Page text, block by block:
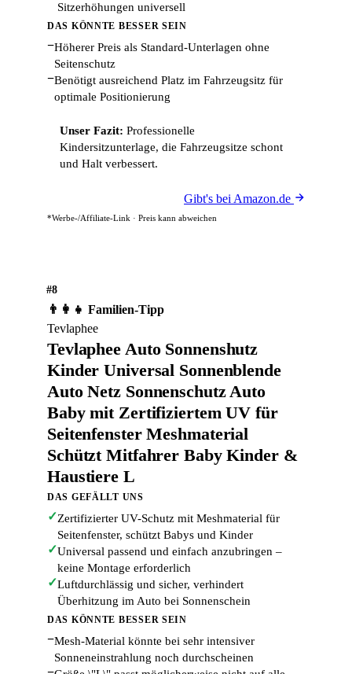
Sitzerhöhungen universell
DAS KÖNNTE BESSER SEIN
−Höherer Preis als Standard-Unterlagen ohne
Seitenschutz
−Benötigt ausreichend Platz im Fahrzeugsitz für
optimale Positionierung
Unser Fazit: Professionelle
Kindersitzunterlage, die Fahrzeugsitze schont
und Halt verbessert.
Gibt's bei Amazon.de
*Werbe-/Affiliate-Link · Preis kann abweichen
#8
👨‍👩‍👧 Familien-Tipp
Tevlaphee
Tevlaphee Auto Sonnenshutz
Kinder Universal Sonnenblende
Auto Netz Sonnenschutz Auto
Baby mit Zertifiziertem UV für
Seitenfenster Meshmaterial
Schützt Mitfahrer Baby Kinder &
Haustiere L
DAS GEFÄLLT UNS
✓Zertifizierter UV-Schutz mit Meshmaterial für
Seitenfenster, schützt Babys und Kinder
✓Universal passend und einfach anzubringen –
keine Montage erforderlich
✓Luftdurchlässig und sicher, verhindert
Überhitzung im Auto bei Sonnenschein
DAS KÖNNTE BESSER SEIN
−Mesh-Material könnte bei sehr intensiver
Sonneneinstrahlung noch durchscheinen